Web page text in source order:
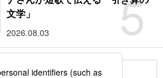
5
文学」
2026.08.03